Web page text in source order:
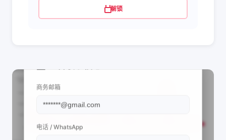
解锁
商务邮箱
电话 / WhatsApp